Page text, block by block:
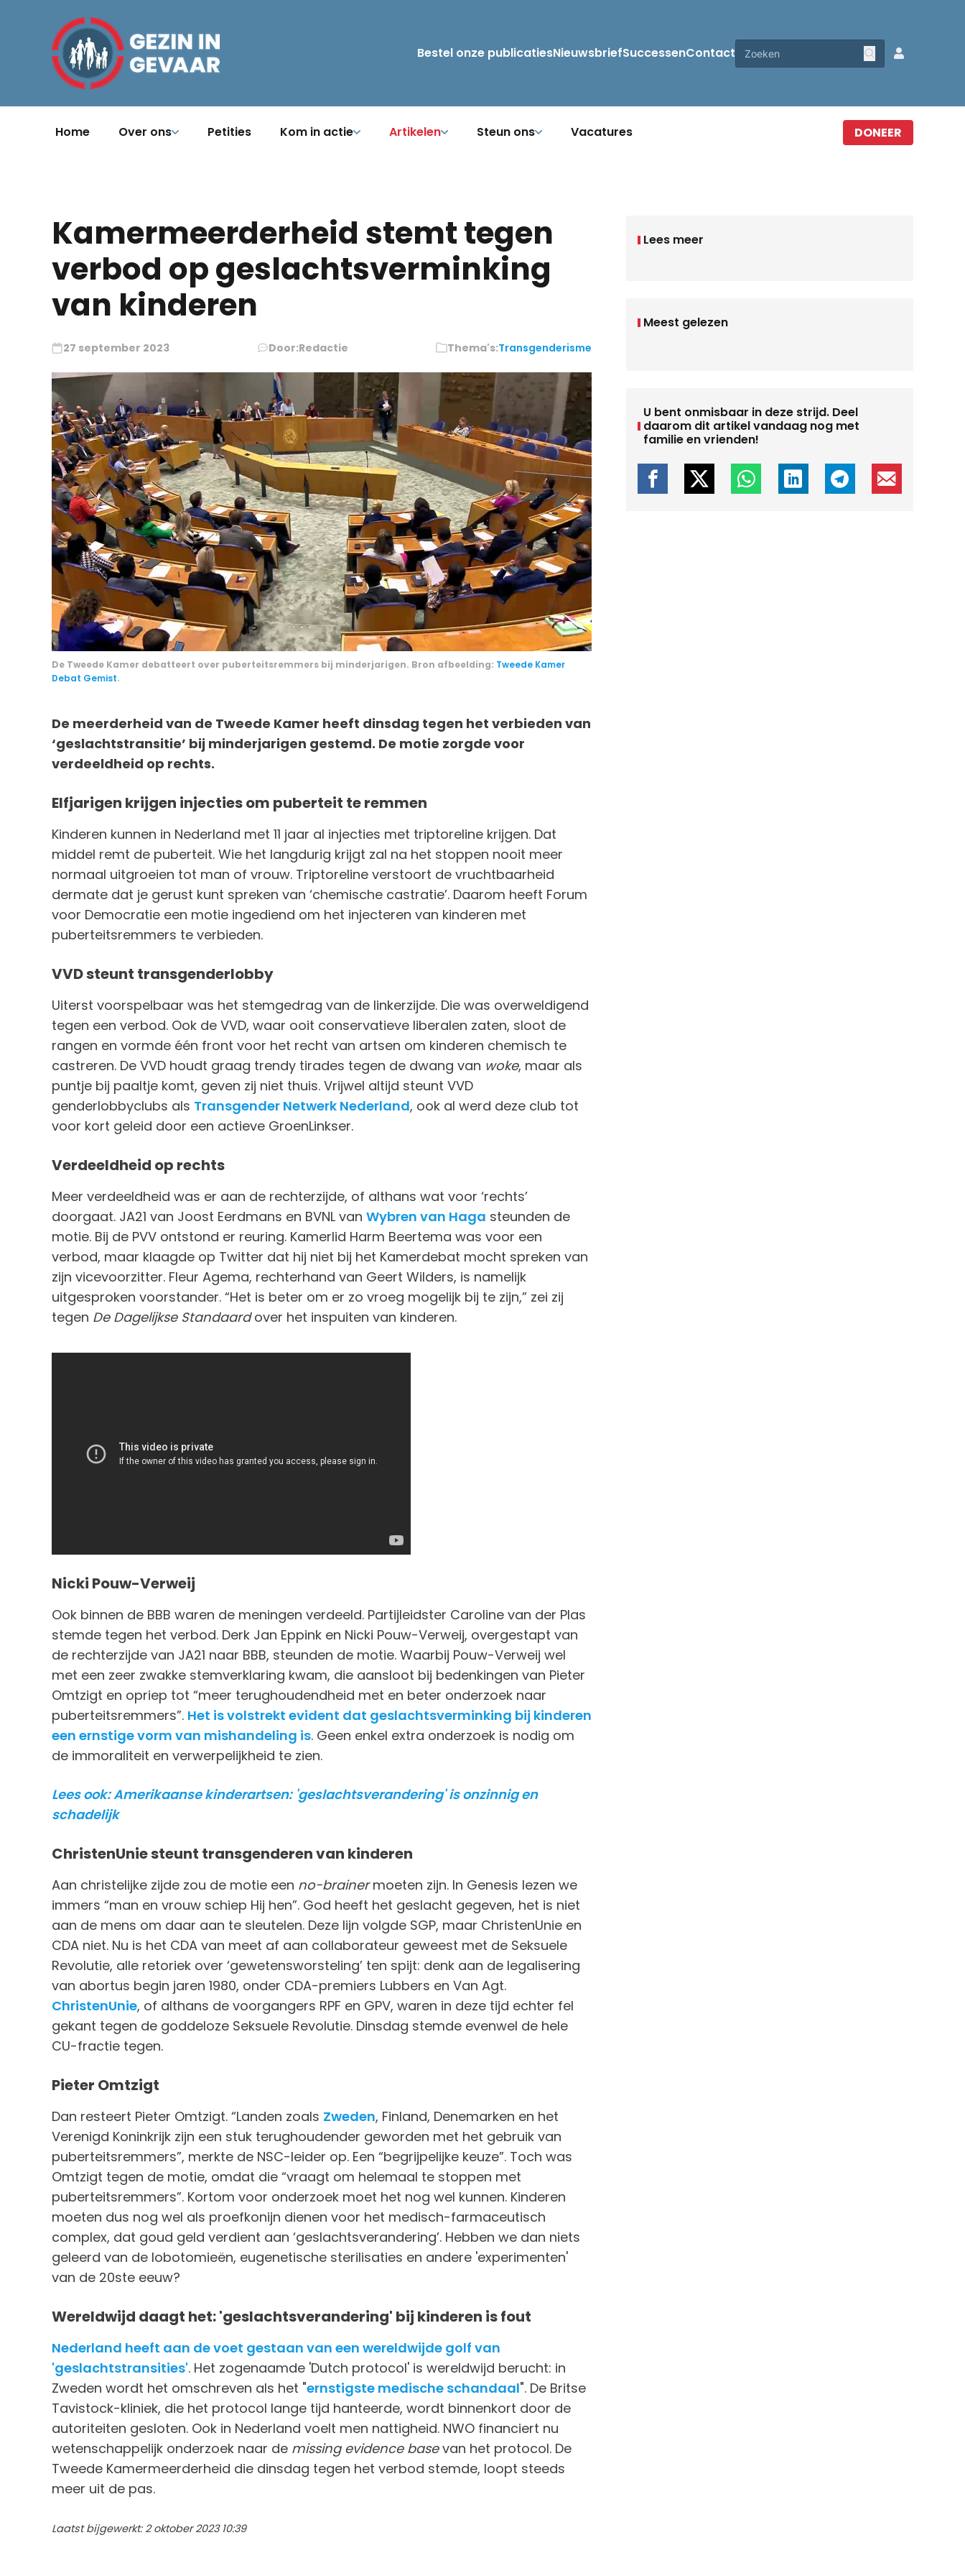
Bestel onze publicatiesNieuwsbriefSuccessenContact
Home Over ons Petities Kom in actie Artikelen Steun ons Vacatures DONEER
Kamermeerderheid stemt tegen
verbod op geslachtsverminking
van kinderen
27 september 2023 Door:Redactie Thema's:Transgenderisme
De Tweede Kamer debatteert over puberteitsremmers bij minderjarigen. Bron afbeelding: Tweede Kamer
Debat Gemist.
De meerderheid van de Tweede Kamer heeft dinsdag tegen het verbieden van
‘geslachtstransitie’ bij minderjarigen gestemd. De motie zorgde voor
verdeeldheid op rechts.
Elfjarigen krijgen injecties om puberteit te remmen
Kinderen kunnen in Nederland met 11 jaar al injecties met triptoreline krijgen. Dat
middel remt de puberteit. Wie het langdurig krijgt zal na het stoppen nooit meer
normaal uitgroeien tot man of vrouw. Triptoreline verstoort de vruchtbaarheid
dermate dat je gerust kunt spreken van ‘chemische castratie’. Daarom heeft Forum
voor Democratie een motie ingediend om het injecteren van kinderen met
puberteitsremmers te verbieden.
VVD steunt transgenderlobby
Uiterst voorspelbaar was het stemgedrag van de linkerzijde. Die was overweldigend
tegen een verbod. Ook de VVD, waar ooit conservatieve liberalen zaten, sloot de
rangen en vormde één front voor het recht van artsen om kinderen chemisch te
castreren. De VVD houdt graag trendy tirades tegen de dwang van woke, maar als
puntje bij paaltje komt, geven zij niet thuis. Vrijwel altijd steunt VVD
genderlobbyclubs als Transgender Netwerk Nederland, ook al werd deze club tot
voor kort geleid door een actieve GroenLinkser.
Verdeeldheid op rechts
Meer verdeeldheid was er aan de rechterzijde, of althans wat voor ‘rechts’
doorgaat. JA21 van Joost Eerdmans en BVNL van Wybren van Haga steunden de
motie. Bij de PVV ontstond er reuring. Kamerlid Harm Beertema was voor een
verbod, maar klaagde op Twitter dat hij niet bij het Kamerdebat mocht spreken van
zijn vicevoorzitter. Fleur Agema, rechterhand van Geert Wilders, is namelijk
uitgesproken voorstander. “Het is beter om er zo vroeg mogelijk bij te zijn,” zei zij
tegen De Dagelijkse Standaardover het inspuiten van kinderen.
Nicki Pouw-Verweij
Ook binnen de BBB waren de meningen verdeeld. Partijleidster Caroline van der Plas
stemde tegen het verbod. Derk Jan Eppink en Nicki Pouw-Verweij, overgestapt van
de rechterzijde van JA21 naar BBB, steunden de motie. Waarbij Pouw-Verweij wel
met een zeer zwakke stemverklaring kwam, die aansloot bij bedenkingen van Pieter
Omtzigt en opriep tot “meer terughoudendheid met en beter onderzoek naar
puberteitsremmers”. Het is volstrekt evident dat geslachtsverminking bij kinderen
een ernstige vorm van mishandeling is. Geen enkel extra onderzoek is nodig om
de immoraliteit en verwerpelijkheid te zien.
Lees ook: Amerikaanse kinderartsen: 'geslachtsverandering' is onzinnig en
schadelijk
ChristenUnie steunt transgenderen van kinderen
Aan christelijke zijde zou de motie een no-brainermoeten zijn. In Genesis lezen we
immers “man en vrouw schiep Hij hen”. God heeft het geslacht gegeven, het is niet
aan de mens om daar aan te sleutelen. Deze lijn volgde SGP, maar ChristenUnie en
CDA niet. Nu is het CDA van meet af aan collaborateur geweest met de Seksuele
Revolutie, alle retoriek over ‘gewetensworsteling’ ten spijt: denk aan de legalisering
van abortus begin jaren 1980, onder CDA-premiers Lubbers en Van Agt.
ChristenUnie, of althans de voorgangers RPF en GPV, waren in deze tijd echter fel
gekant tegen de goddeloze Seksuele Revolutie. Dinsdag stemde evenwel de hele
CU-fractie tegen.
Pieter Omtzigt
Dan resteert Pieter Omtzigt. “Landen zoals Zweden, Finland, Denemarken en het
Verenigd Koninkrijk zijn een stuk terughoudender geworden met het gebruik van
puberteitsremmers”, merkte de NSC-leider op. Een “begrijpelijke keuze”. Toch was
Omtzigt tegen de motie, omdat die “vraagt om helemaal te stoppen met
puberteitsremmers”. Kortom voor onderzoek moet het nog wel kunnen. Kinderen
moeten dus nog wel als proefkonijn dienen voor het medisch-farmaceutisch
complex, dat goud geld verdient aan ‘geslachtsverandering’. Hebben we dan niets
geleerd van de lobotomieën, eugenetische sterilisaties en andere 'experimenten'
van de 20ste eeuw?
Wereldwijd daagt het: 'geslachtsverandering' bij kinderen is fout
Nederland heeft aan de voet gestaan van een wereldwijde golf van
'geslachtstransities'. Het zogenaamde 'Dutch protocol' is wereldwijd berucht: in
Zweden wordt het omschreven als het "ernstigste medische schandaal". De Britse
Tavistock-kliniek, die het protocol lange tijd hanteerde, wordt binnenkort door de
autoriteiten gesloten. Ook in Nederland voelt men nattigheid. NWO financiert nu
wetenschappelijk onderzoek naar de missing evidence basevan het protocol. De
Tweede Kamermeerderheid die dinsdag tegen het verbod stemde, loopt steeds
meer uit de pas.
Laatst bijgewerkt: 2 oktober 2023 10:39
Lees meer
Meest gelezen
U bent onmisbaar in deze strijd. Deel
daarom dit artikel vandaag nog met
familie en vrienden!